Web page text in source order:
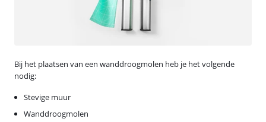
Bij het plaatsen van een wanddroogmolen heb je het volgende
nodig:
Stevige muur
Wanddroogmolen